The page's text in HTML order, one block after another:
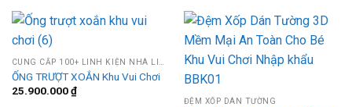
CUNG CẤP 100+ LINH KIỆN NHÀ LIÊN HOÀN
ỐNG TRƯỢT XOẮN Khu Vui Chơi
25.900.000₫
ĐỆM XỐP DÁN TƯỜNG